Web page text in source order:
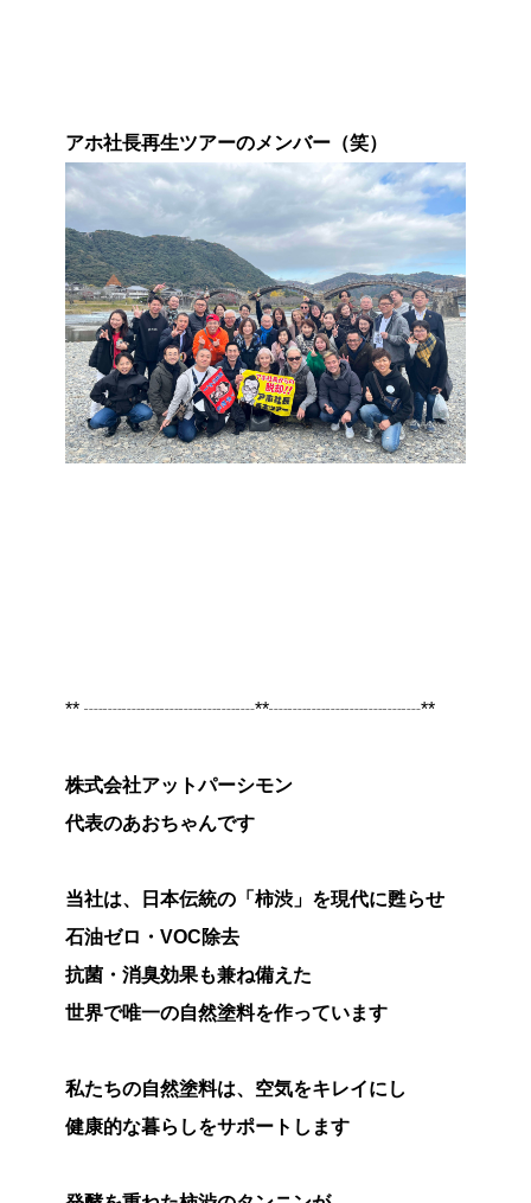
アホ社長再生ツアーのメンバー（笑）
** ┈┈┈┈┈┈┈┈┈**┈┈┈┈┈┈┈┈**
株式会社アットパーシモン
代表のあおちゃんです
当社は、日本伝統の「柿渋」を現代に甦らせ
石油ゼロ・VOC除去
抗菌・消臭効果も兼ね備えた
世界で唯一の自然塗料を作っています
私たちの自然塗料は、空気をキレイにし
健康的な暮らしをサポートします